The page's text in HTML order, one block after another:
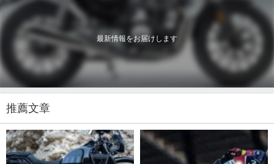
最新情報をお届けします
推薦文章